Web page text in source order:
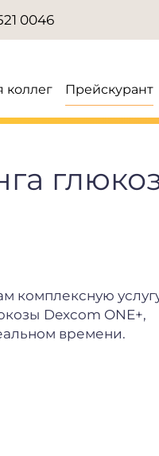
0046
коллег Прейскурант
комплексную
Dexcom ONE+,
времени.